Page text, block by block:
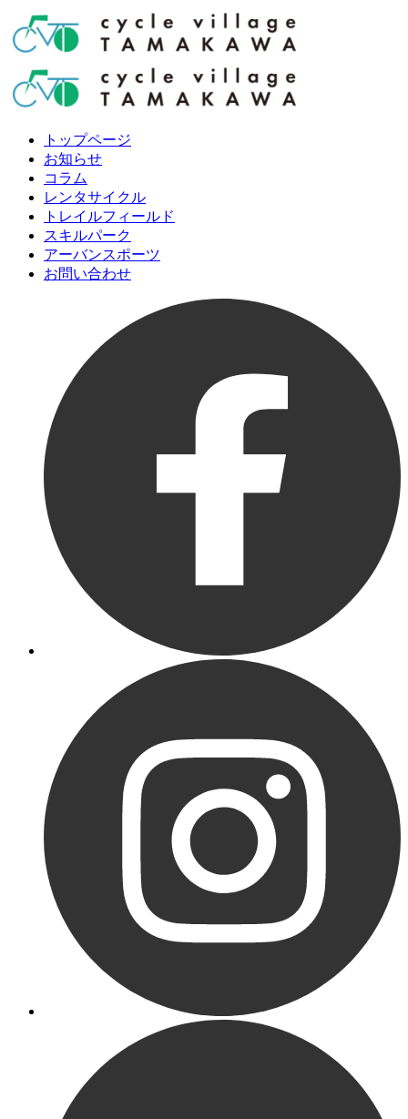
トップページ
お知らせ
コラム
レンタサイクル
トレイルフィールド
スキルパーク
アーバンスポーツ
お問い合わせ